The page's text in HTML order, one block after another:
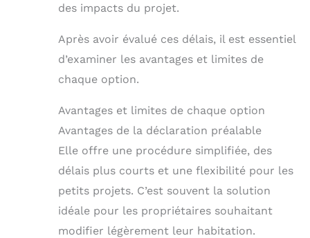
des impacts du projet.
Après avoir évalué ces délais, il est essentiel
d’examiner les avantages et limites de
chaque option.
Avantages et limites de chaque option
Avantages de la déclaration préalable
Elle offre une procédure simplifiée, des
délais plus courts et une flexibilité pour les
petits projets. C’est souvent la solution
idéale pour les propriétaires souhaitant
modifier légèrement leur habitation.